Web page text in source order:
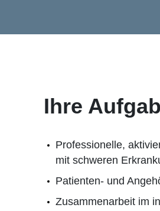
Ihre
Professionelle,
mit schweren
Patienten- und
Zusammenarbeit im